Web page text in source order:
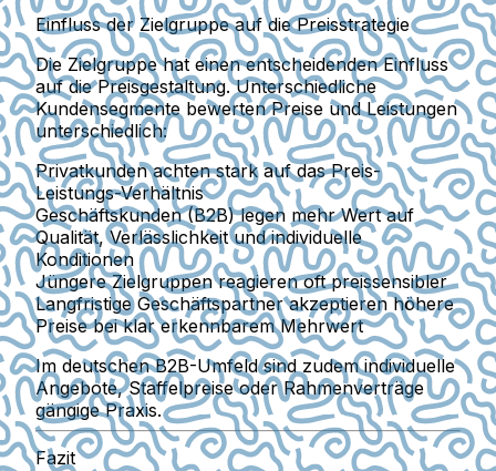
Einfluss der Zielgruppe auf die Preisstrategie
DieZielgruppehat einen entscheidenden Einfluss
auf die Preisgestaltung. Unterschiedliche
Kundensegmente bewerten Preise und Leistungen
unterschiedlich:
Privatkundenachten stark auf das Preis-
Leistungs-Verhältnis
Geschäftskunden (B2B)legen mehr Wert auf
Qualität, Verlässlichkeit und individuelle
Konditionen
Jüngere Zielgruppenreagieren oft preissensibler
Langfristige Geschäftspartnerakzeptieren höhere
Preise bei klar erkennbarem Mehrwert
Im deutschen B2B-Umfeld sind zudemindividuelle
Angebote,StaffelpreiseoderRahmenverträge
gängige Praxis.
Fazit